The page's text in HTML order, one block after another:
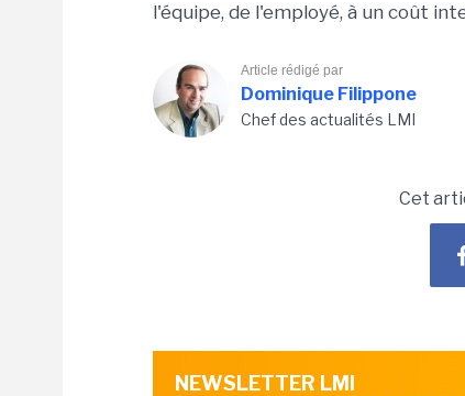
l'équipe, de l'employé, à un coût
Article rédigé par
Dominique Filippone
Chef des actualités LMI
Cet
NEWSLETTER LMI